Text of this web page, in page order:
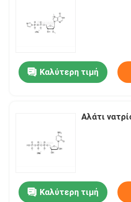
Καλύτερη τιμή
Αλάτι
Καλύτερη τιμή